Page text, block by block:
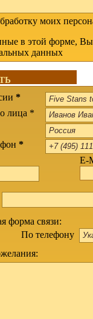
моих
в этой форме, Вы
данных
*
лица *
*
E-
форма связи:
По телефону